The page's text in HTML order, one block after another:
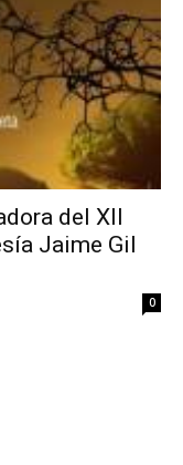
del XII
Jaime Gil
0